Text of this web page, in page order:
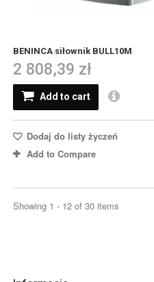
BENINCA siłownik BULL10M
2 808,39 zł
Add to cart
Dodaj do listy życzeń
Add to Compare
Showing 1 - 12 of 30 items